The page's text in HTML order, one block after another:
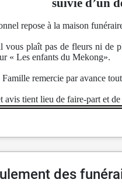
suivie d’un
repose à la maison
vous plaît pas de fleurs ni de
« Les enfants du Mekong».
remercie par avance
avis tient lieu de faire-part et de
des